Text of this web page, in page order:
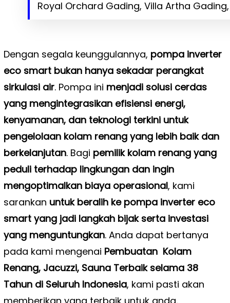
Royal Orchard Gading, Villa Artha
Dengan segala keunggulannya, pompa inverter
eco smart bukan hanya sekadar perangkat
sirkulasi air. Pompa ini menjadi solusi cerdas
yang mengintegrasikan efisiensi energi,
kenyamanan, dan teknologi terkini untuk
pengelolaan kolam renang yang lebih baik dan
berkelanjutan. Bagi pemilik kolam renang yang
peduli terhadap lingkungan dan ingin
mengoptimalkan biaya operasional, kami
sarankan untuk beralih ke pompa inverter eco
smart yang jadi langkah bijak serta investasi
yang menguntungkan. Anda dapat bertanya
pada kami mengenai Pembuatan Kolam
Renang, Jacuzzi, Sauna Terbaik selama 38
Tahun di Seluruh Indonesia, kami pasti akan